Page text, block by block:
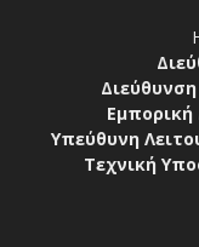
Εμπορική
Υπεύθυνη
Τεχνική